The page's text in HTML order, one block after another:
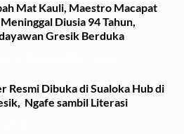
Mat Kauli, Maestro Macapat
Diusia 94 Tahun,
Gresik Berduka
Resmi Dibuka di Sualoka Hub di
Ngafe sambil Literasi